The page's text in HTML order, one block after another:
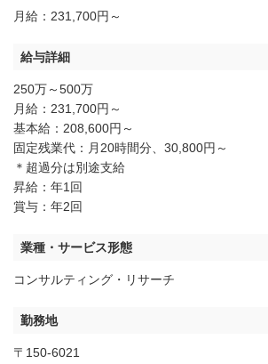
月給：231,700円～
給与詳細
250万～500万
月給：231,700円～
基本給：208,600円～
固定残業代：月20時間分、30,800円～
＊超過分は別途支給
昇給：年1回
賞与：年2回
業種・サービス形態
コンサルティング・リサーチ
勤務地
〒150-6021